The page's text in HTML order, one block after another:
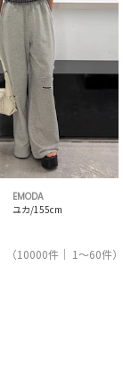
EMODA
ユカ/155cm
（10000件｜ 1～60件）